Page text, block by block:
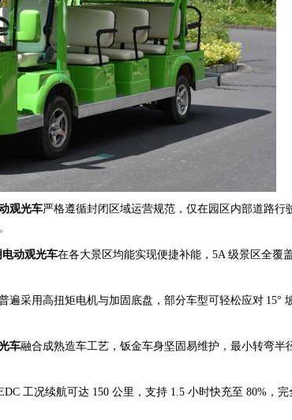
观光车严格遵循封闭区域运营规范，仅在园区内部道路行
电动观光车在各大景区均能实现便捷补能， 5A 级景区全覆
遍采用高扭矩电机与加固底盘，部分车型可轻松应对 15°
车融合成熟造车工艺，钣金车身坚固易维护，最小转弯半
工况续航可达 150公里，支持 1.5小时快充至80% ，